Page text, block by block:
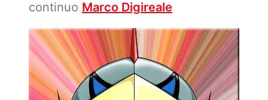
continuo Marco Digireale